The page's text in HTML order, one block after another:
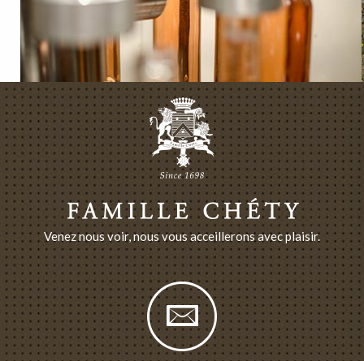
Venez nous voir, nous vous acceillerons avec plaisir.